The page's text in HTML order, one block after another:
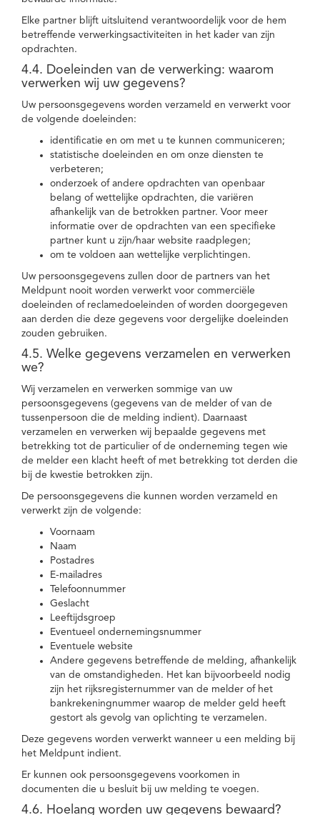
Elke partner blijft uitsluitend verantwoordelijk voor de hem
betreffende verwerkingsactiviteiten in het kader van zijn
opdrachten.
4.4. Doeleinden van de verwerking: waarom
verwerken wij uw gegevens?
Uw persoonsgegevens worden verzameld en verwerkt voor
de volgende doeleinden:
identificatie en om met u te kunnen communiceren;
statistische doeleinden en om onze diensten te
verbeteren;
onderzoek of andere opdrachten van openbaar
belang of wettelijke opdrachten, die variëren
afhankelijk van de betrokken partner. Voor meer
informatie over de opdrachten van een specifieke
partner kunt u zijn/haar website raadplegen;
om te voldoen aan wettelijke verplichtingen.
Uw persoonsgegevens zullen door de partners van het
Meldpunt nooit worden verwerkt voor commerciële
doeleinden of reclamedoeleinden of worden doorgegeven
aan derden die deze gegevens voor dergelijke doeleinden
zouden gebruiken.
4.5. Welke gegevens verzamelen en verwerken
we?
Wij verzamelen en verwerken sommige van uw
persoonsgegevens (gegevens van de melder of van de
tussenpersoon die de melding indient). Daarnaast
verzamelen en verwerken wij bepaalde gegevens met
betrekking tot de particulier of de onderneming tegen wie
de melder een klacht heeft of met betrekking tot derden die
bij de kwestie betrokken zijn.
De persoonsgegevens die kunnen worden verzameld en
verwerkt zijn de volgende:
Voornaam
Naam
Postadres
E-mailadres
Telefoonnummer
Geslacht
Leeftijdsgroep
Eventueel ondernemingsnummer
Eventuele website
Andere gegevens betreffende de melding, afhankelijk
van de omstandigheden. Het kan bijvoorbeeld nodig
zijn het rijksregisternummer van de melder of het
bankrekeningnummer waarop de melder geld heeft
gestort als gevolg van oplichting te verzamelen.
Deze gegevens worden verwerkt wanneer u een melding bij
het Meldpunt indient.
Er kunnen ook persoonsgegevens voorkomen in
documenten die u besluit bij uw melding te voegen.
4.6. Hoelang worden uw gegevens bewaard?